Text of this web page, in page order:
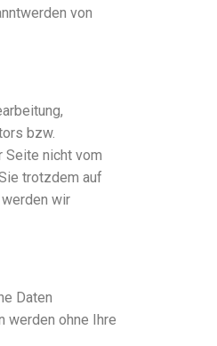
von
bzw.
Seite nicht vom
trotzdem auf
wir
Daten
ohne Ihre